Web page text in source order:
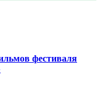
фестиваля